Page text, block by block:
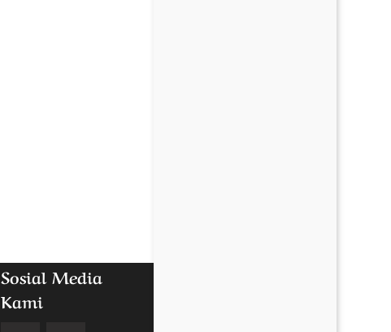
Sosial Media
Kami